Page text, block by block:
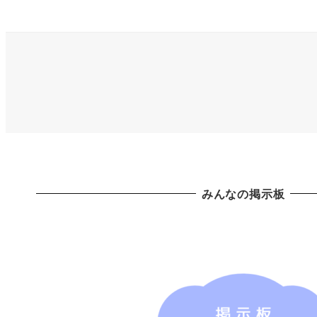
みんなの掲示板